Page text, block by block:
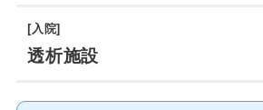
[入院]
透析施設